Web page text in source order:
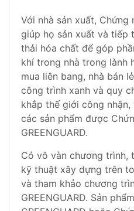
Với nhà sản xuất, Chứng
giúp họ sản xuất và tiếp
thải hóa chất để góp
khí trong nhà trong lành
mua liên bang, nhà bán
công trình xanh và quy
khắp thế giới công
các sản phẩm được
GREENGUARD.
Có vô vàn chương trình,
kỹ thuật xây dựng trên
và tham khảo chương
GREENGUARD. Sản